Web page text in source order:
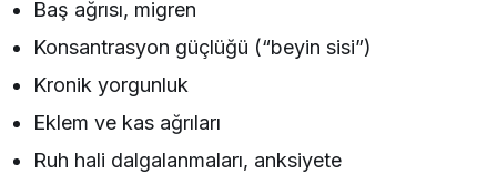
Baş ağrısı, migren
Konsantrasyon güçlüğü (“beyin sisi”)
Kronik yorgunluk
Eklem ve kas ağrıları
Ruh hali dalgalanmaları, anksiyete